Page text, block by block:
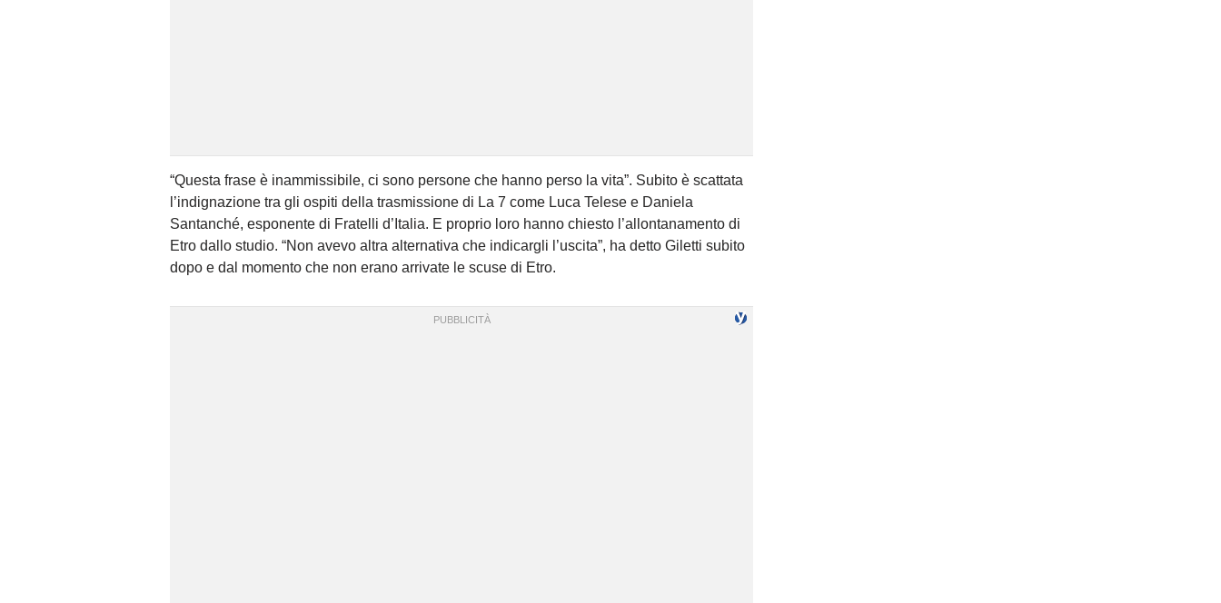
“Questa frase è inammissibile, ci sono persone che hanno perso la vita”. Subito è scattata
l’indignazione tra gli ospiti della trasmissione di La 7 come Luca Telese e Daniela
Santanché, esponente di Fratelli d’Italia. E proprio loro hanno chiesto l’allontanamento di
Etro dallo studio. “Non avevo altra alternativa che indicargli l’uscita”, ha detto Giletti subito
dopo e dal momento che non erano arrivate le scuse di Etro.